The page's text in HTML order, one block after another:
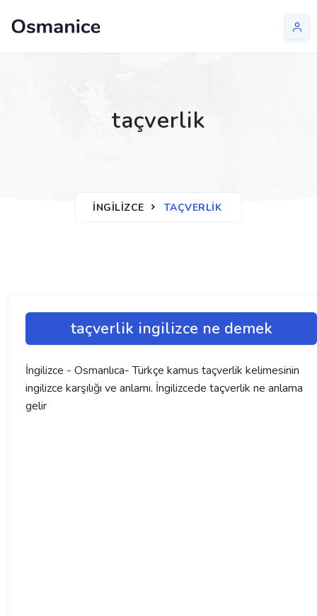
taçverlik
İNGILIZCE TAÇVERLIK
taçverlik ingilizce ne demek
İngilizce - Osmanlıca- Türkçe kamus taçverlik kelimesinin
ingilizce karşılığı ve anlamı. İngilizcede taçverlik ne anlama
gelir